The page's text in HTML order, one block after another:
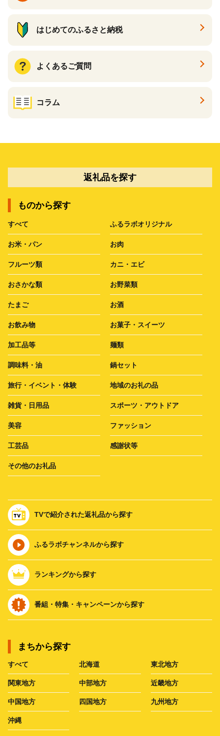
はじめてのふるさと納税
よくあるご質問
コラム
返礼品を探す
ものから探す
すべて ふるラボオリジナル
お米・パン お肉
フルーツ類 カニ・エビ
おさかな類 お野菜類
たまご お酒
お飲み物 お菓子・スイーツ
加工品等 麺類
調味料・油 鍋セット
旅行・イベント・体験 地域のお礼の品
雑貨・日用品 スポーツ・アウトドア
美容 ファッション
工芸品 感謝状等
その他のお礼品
TVで紹介された返礼品から探す
ふるラボチャンネルから探す
ランキングから探す
番組・特集・キャンペーンから探す
まちから探す
すべて 北海道 東北地方
関東地方 中部地方 近畿地方
中国地方 四国地方 九州地方
沖縄